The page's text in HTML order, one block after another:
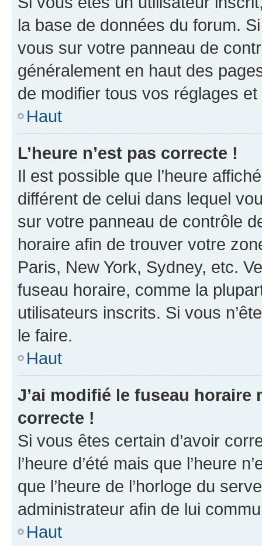
la base de données du forum.
vous sur votre panneau de
généralement en haut des
de modifier tous vos réglages
Haut
L’heure n’est pas correcte !
Il est possible que l’heure
différent de celui dans lequel
sur votre panneau de contrôle
horaire afin de trouver votre
Paris, New York, Sydney, etc.
fuseau horaire, comme la
utilisateurs inscrits. Si vous
le faire.
Haut
J’ai modifié le fuseau horaire
correcte !
Si vous êtes certain d’avoir
l’heure d’été mais que l’heure
que l’heure de l’horloge du
administrateur afin de lui
Haut